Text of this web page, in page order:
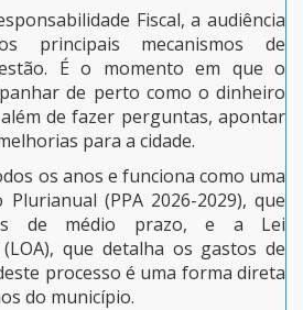
Fiscal, a audiência
principais mecanismos de
É o momento em que o
de perto como o dinheiro
de fazer perguntas, apontar
para a cidade.
os anos e funciona como uma
(PPA 2026-2029), que
de médio prazo, e a Lei
que detalha os gastos de
processo é uma forma direta
do município.